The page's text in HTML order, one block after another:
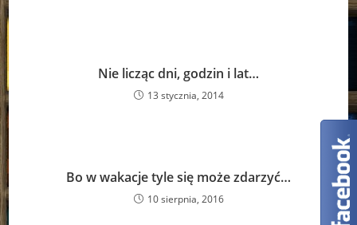
Nie licząc dni, godzin i lat…
13 stycznia, 2014
Bo w wakacje tyle się może zdarzyć…
10 sierpnia, 2016